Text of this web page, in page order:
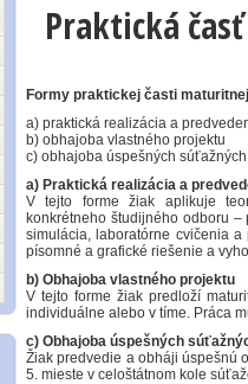
Praktická
Formy praktickej časti
a) praktická realizácia a
b) obhajoba vlastného projektu
c) obhajoba úspešných
a) Praktická realizácia a
V tejto forme žiak aplikuje
konkrétneho študijného odboru
simulácia, laboratórne cvičenia
písomné a grafické riešenie a
b) Obhajoba vlastného projektu
V tejto forme žiak predloží
individuálne alebo v tíme. Práca
c) Obhajoba úspešných
Žiak predvedie a obháji úspešnú
5. mieste v celoštátnom kole